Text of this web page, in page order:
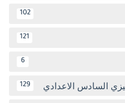
102
121
6
السادس الاعدادي 129